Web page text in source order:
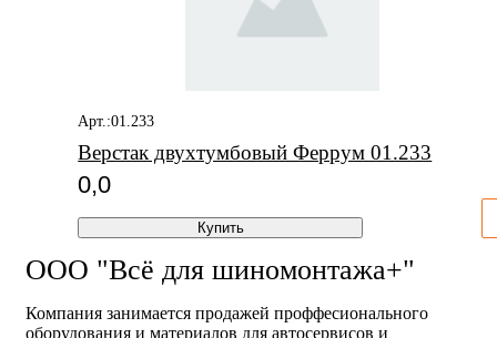
Арт.:01.233
Верстак двухтумбовый Феррум 01.233
0,0
Купить
ООО "Всё для шиномонтажа+"
Компания занимается продажей проффесионального
оборудования и материалов для автосервисов и